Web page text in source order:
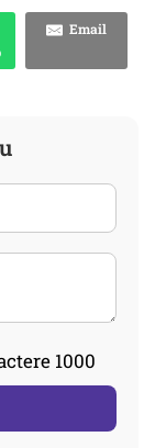
Email
1000